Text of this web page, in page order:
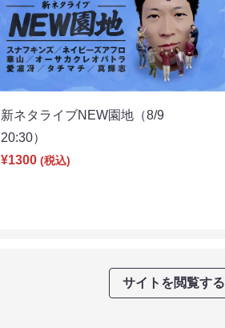
新ネタライブNEW園地（8/9
20:30）
¥1300 (税込)
サイトを閲覧する